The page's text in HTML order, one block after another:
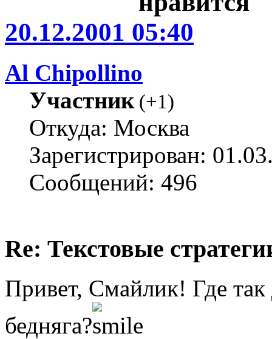
20.12.2001 05:40
Al Chipollino
Участник(+1)
Откуда: Москва
Зарегистрирован:
Сообщений: 496
Re: Текстовые
Привет, Смайлик! Где
бедняга?